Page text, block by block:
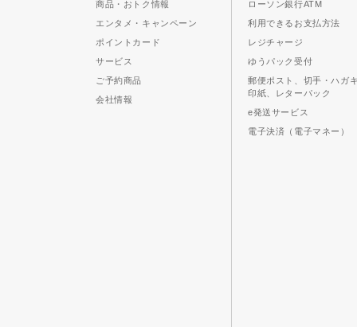
商品・おトク情報
エンタメ・キャンペーン
ポイントカード
サービス
ご予約商品
会社情報
ローソン銀行ATM
利用できるお支払方法
レジチャージ
ゆうパック受付
郵便ポスト、切手・ハガ
印紙、レターパック
e発送サービス
電子決済（電子マネー）